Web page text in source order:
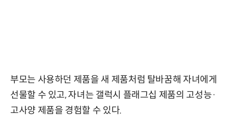
부모는 사용하던 제품을 새 제품처럼 탈바꿈해 자녀에게
선물할 수 있고, 자녀는 갤럭시 플래그십 제품의 고성능·
고사양 제품을 경험할 수 있다.